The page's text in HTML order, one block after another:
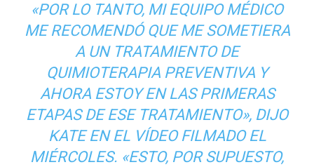
«POR LO TANTO, MI EQUIPO MÉDICO
ME RECOMENDÓ QUE ME SOMETIERA
A UN TRATAMIENTO DE
QUIMIOTERAPIA PREVENTIVA Y
AHORA ESTOY EN LAS PRIMERAS
ETAPAS DE ESE TRATAMIENTO», DIJO
KATE EN EL VÍDEO FILMADO EL
MIÉRCOLES. «ESTO, POR SUPUESTO,